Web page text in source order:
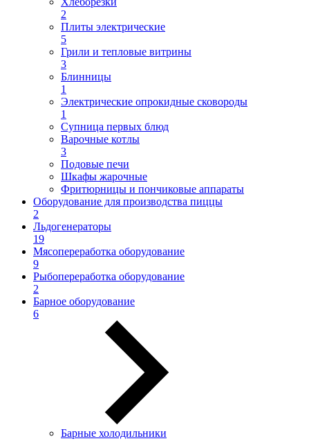
2
Плиты электрические
5
Грили и тепловые витрины
3
Блинницы
1
Электрические опрокидные сковороды
1
Супница первых блюд
Варочные котлы
3
Подовые печи
Шкафы жарочные
Фритюрницы и пончиковые аппараты
Оборудование для производства пиццы
2
Льдогенераторы
19
Мясопереработка оборудование
9
Рыбопереработка оборудование
2
Барное оборудование
6
Барные холодильники